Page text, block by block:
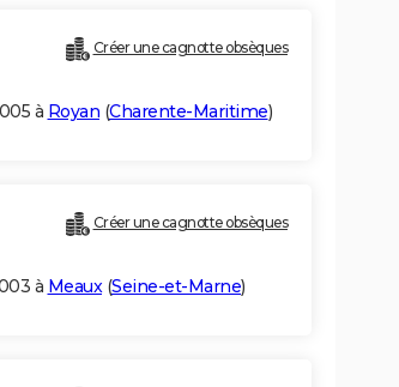
Créer une cagnotte obsèques
à Royan (Charente-Maritime)
Créer une cagnotte obsèques
à Meaux(Seine-et-Marne)